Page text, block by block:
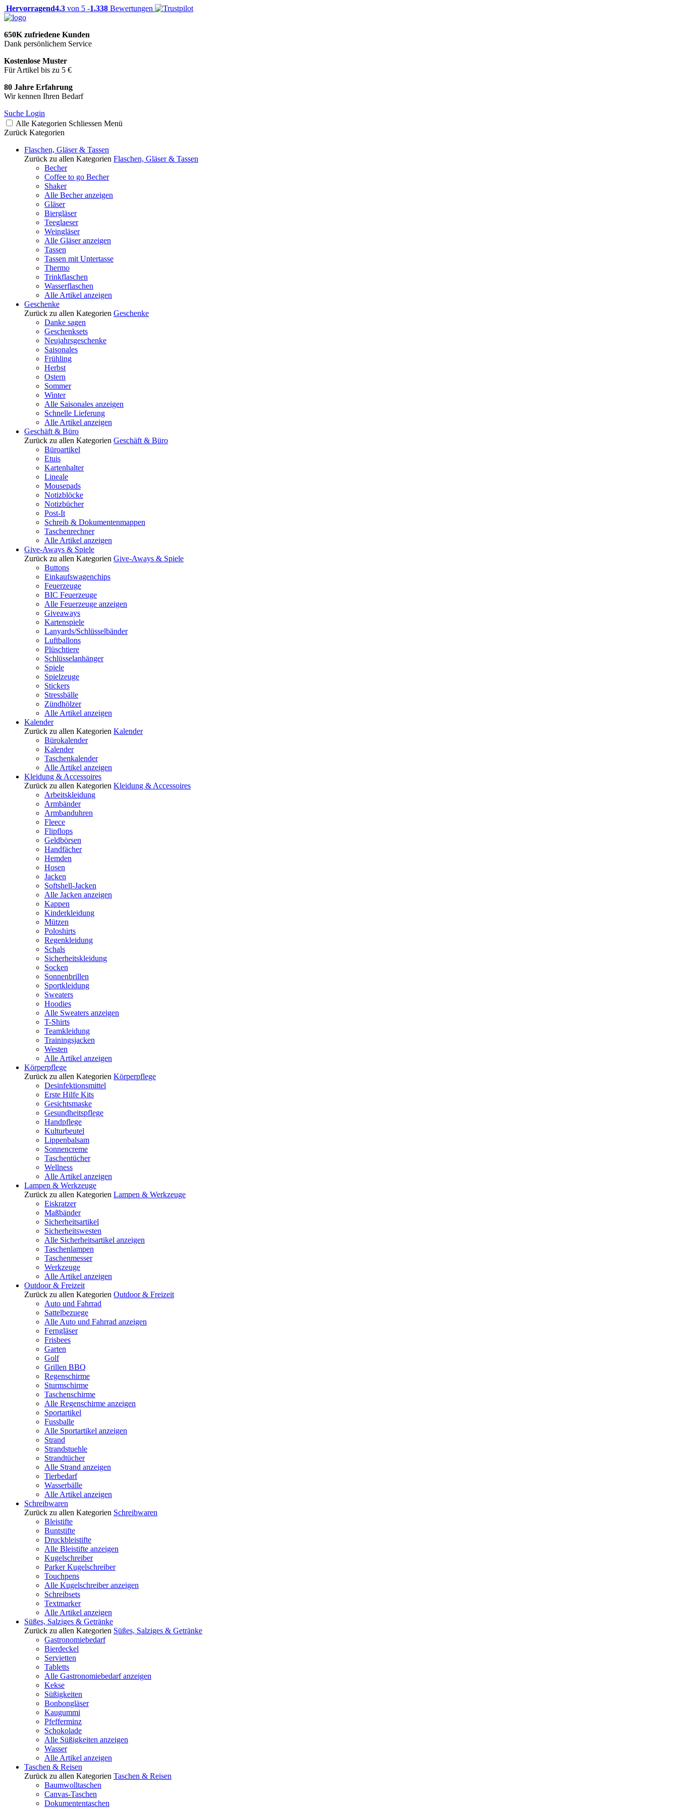
Hervorragend4.3 von 5 -1.338 Bewertungen
650K zufriedene Kunden
Dank persönlichem Service
Kostenlose Muster
Für Artikel bis zu 5 €
80 Jahre Erfahrung
Wir kennen Ihren Bedarf
Suche Login
Alle Kategorien Schliessen Menü
Zurück Kategorien
Flaschen, Gläser & Tassen
Zurück zu allen Kategorien Flaschen, Gläser & Tassen
Becher
Coffee to go Becher
Shaker
Alle Becher anzeigen
Gläser
Biergläser
Teeglaeser
Weingläser
Alle Gläser anzeigen
Tassen
Tassen mit Untertasse
Thermo
Trinkflaschen
Wasserflaschen
Alle Artikel anzeigen
Geschenke
Zurück zu allen Kategorien Geschenke
Danke sagen
Geschenksets
Neujahrsgeschenke
Saisonales
Frühling
Herbst
Ostern
Sommer
Winter
Alle Saisonales anzeigen
Schnelle Lieferung
Alle Artikel anzeigen
Geschäft & Büro
Zurück zu allen Kategorien Geschäft & Büro
Büroartikel
Etuis
Kartenhalter
Lineale
Mousepads
Notizblöcke
Notizbücher
Post-It
Schreib & Dokumentenmappen
Taschenrechner
Alle Artikel anzeigen
Give-Aways & Spiele
Zurück zu allen Kategorien Give-Aways & Spiele
Buttons
Einkaufswagenchips
Feuerzeuge
BIC Feuerzeuge
Alle Feuerzeuge anzeigen
Giveaways
Kartenspiele
Lanyards/Schlüsselbänder
Luftballons
Plüschtiere
Schlüsselanhänger
Spiele
Spielzeuge
Stickers
Stressbälle
Zündhölzer
Alle Artikel anzeigen
Kalender
Zurück zu allen Kategorien Kalender
Bürokalender
Kalender
Taschenkalender
Alle Artikel anzeigen
Kleidung & Accessoires
Zurück zu allen Kategorien Kleidung & Accessoires
Arbeitskleidung
Armbänder
Armbanduhren
Fleece
Flipflops
Geldbörsen
Handfächer
Hemden
Hosen
Jacken
Softshell-Jacken
Alle Jacken anzeigen
Kappen
Kinderkleidung
Mützen
Poloshirts
Regenkleidung
Schals
Sicherheitskleidung
Socken
Sonnenbrillen
Sportkleidung
Sweaters
Hoodies
Alle Sweaters anzeigen
T-Shirts
Teamkleidung
Trainingsjacken
Westen
Alle Artikel anzeigen
Körperpflege
Zurück zu allen Kategorien Körperpflege
Desinfektionsmittel
Erste Hilfe Kits
Gesichtsmaske
Gesundheitspflege
Handpflege
Kulturbeutel
Lippenbalsam
Sonnencreme
Taschentücher
Wellness
Alle Artikel anzeigen
Lampen & Werkzeuge
Zurück zu allen Kategorien Lampen & Werkzeuge
Eiskratzer
Maßbänder
Sicherheitsartikel
Sicherheitswesten
Alle Sicherheitsartikel anzeigen
Taschenlampen
Taschenmesser
Werkzeuge
Alle Artikel anzeigen
Outdoor & Freizeit
Zurück zu allen Kategorien Outdoor & Freizeit
Auto und Fahrrad
Sattelbezuege
Alle Auto und Fahrrad anzeigen
Ferngläser
Frisbees
Garten
Golf
Grillen BBQ
Regenschirme
Sturmschirme
Taschenschirme
Alle Regenschirme anzeigen
Sportartikel
Fussballe
Alle Sportartikel anzeigen
Strand
Strandstuehle
Strandtücher
Alle Strand anzeigen
Tierbedarf
Wasserbälle
Alle Artikel anzeigen
Schreibwaren
Zurück zu allen Kategorien Schreibwaren
Bleistifte
Buntstifte
Druckbleistifte
Alle Bleistifte anzeigen
Kugelschreiber
Parker Kugelschreiber
Touchpens
Alle Kugelschreiber anzeigen
Schreibsets
Textmarker
Alle Artikel anzeigen
Süßes, Salziges & Getränke
Zurück zu allen Kategorien Süßes, Salziges & Getränke
Gastronomiebedarf
Bierdeckel
Servietten
Tabletts
Alle Gastronomiebedarf anzeigen
Kekse
Süßigkeiten
Bonbongläser
Kaugummi
Pfefferminz
Schokolade
Alle Süßigkeiten anzeigen
Wasser
Alle Artikel anzeigen
Taschen & Reisen
Zurück zu allen Kategorien Taschen & Reisen
Baumwolltaschen
Canvas-Taschen
Dokumententaschen